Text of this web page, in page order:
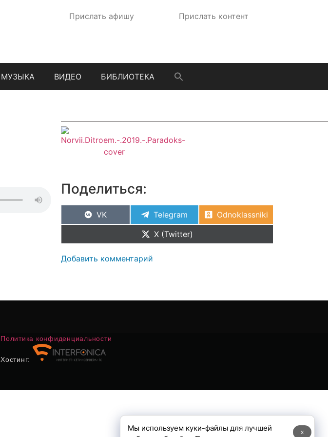
Прислать афишу Прислать контент
МУЗЫКА ВИДЕО БИБЛИОТЕКА
Поделиться:
VK Telegram
Odnoklassniki
X (Twitter)
Добавить комментарий
Политика конфиденциальности
Хостинг:
x
Мы используем куки-файлы для лучшей